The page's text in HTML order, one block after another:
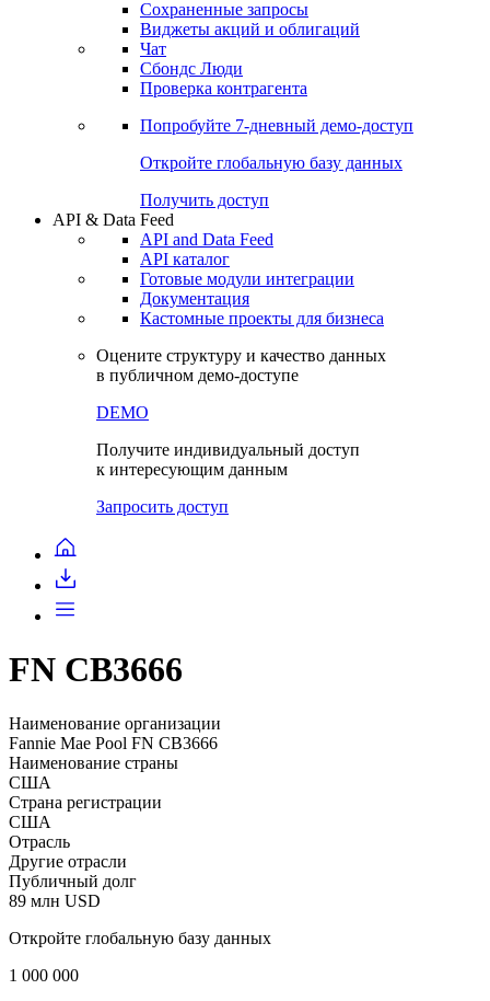
Сохраненные запросы
Виджеты акций и облигаций
Чат
Сбондс Люди
Проверка контрагента
Попробуйте 7-дневный демо-доступ
Откройте глобальную базу данных
Получить доступ
API & Data Feed
API and Data Feed
API каталог
Готовые модули интеграции
Документация
Кастомные проекты для бизнеса
Оцените структуру и качество данных
в публичном демо-доступе
DEMO
Получите индивидуальный доступ
к интересующим данным
Запросить доступ
FN CB3666
Наименование организации
Fannie Mae Pool FN CB3666
Наименование страны
США
Страна регистрации
США
Отрасль
Другие отрасли
Публичный долг
89 млн USD
Откройте глобальную базу данных
1 000 000